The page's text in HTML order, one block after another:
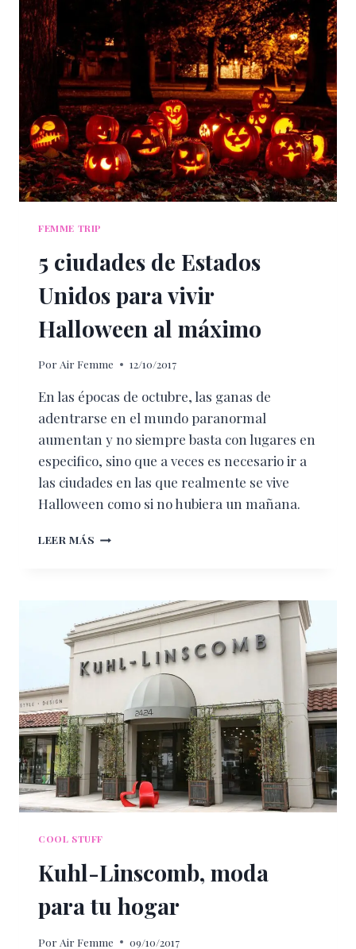
TUS
FEMME TRIP
5 ciudades de Estados
Unidos para vivir
Halloween al máximo
Por Air Femme 12/10/2017
En las épocas de octubre, las ganas de
adentrarse en el mundo paranormal
aumentan y no siempre basta con lugares en
especifico, sino que a veces es necesario ir a
las ciudades en las que realmente se vive
Halloween como si no hubiera un mañana.
LEER MÁS
PARA
VIVIR
HALLOWEEN
AL
MÁXIMO
COOL STUFF
Kuhl-Linscomb, moda
para tu hogar
Por Air Femme 09/10/2017